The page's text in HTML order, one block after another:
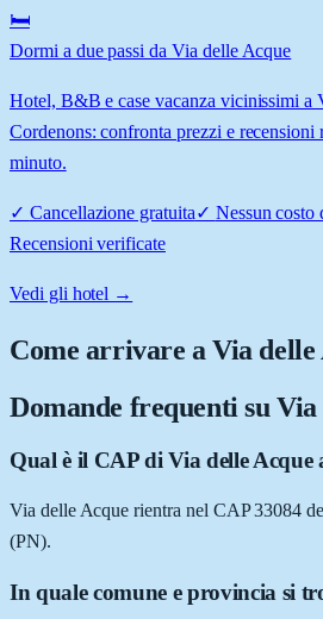
🛏️
Dormi a due passi da Via delle Acque
Hotel, B&B e case vacanza vicinissimi a
Cordenons: confronta prezzi e recensioni
minuto.
✓ Cancellazione gratuita✓ Nessun costo
Recensioni verificate
Vedi gli hotel →
Come arrivare aVia delle
Domande frequenti su Via
Qual è il CAP di Via delle Acque
Via delle Acque rientra nel CAP 33084
(PN).
In quale comune e provincia si